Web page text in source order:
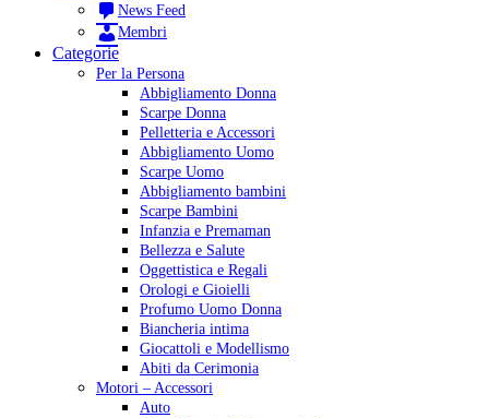
News Feed
Membri
Categorie
Per la Persona
Abbigliamento Donna
Scarpe Donna
Pelletteria e Accessori
Abbigliamento Uomo
Scarpe Uomo
Abbigliamento bambini
Scarpe Bambini
Infanzia e Premaman
Bellezza e Salute
Oggettistica e Regali
Orologi e Gioielli
Profumo Uomo Donna
Biancheria intima
Giocattoli e Modellismo
Abiti da Cerimonia
Motori – Accessori
Auto